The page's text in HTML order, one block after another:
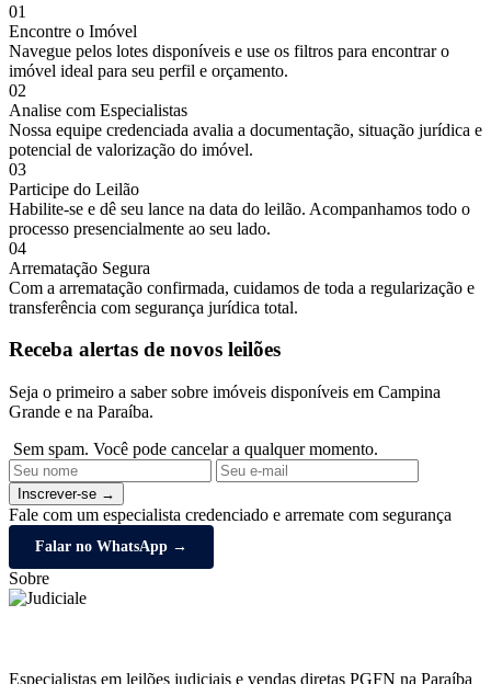
01
Encontre o Imóvel
Navegue pelos lotes disponíveis e use os filtros para encontrar o
imóvel ideal para seu perfil e orçamento.
02
Analise com Especialistas
Nossa equipe credenciada avalia a documentação, situação jurídica e
potencial de valorização do imóvel.
03
Participe do Leilão
Habilite-se e dê seu lance na data do leilão. Acompanhamos todo o
processo presencialmente ao seu lado.
04
Arrematação Segura
Com a arrematação confirmada, cuidamos de toda a regularização e
transferência com segurança jurídica total.
Receba alertas de novos leilões
Seja o primeiro a saber sobre imóveis disponíveis em Campina
Grande e na Paraíba.
Sem spam. Você pode cancelar a qualquer momento.
Inscrever-se →
Fale com um especialista credenciado e arremate com segurança
Falar no WhatsApp →
Sobre
Especialistas em leilões judiciais e vendas diretas PGFN na Paraíba